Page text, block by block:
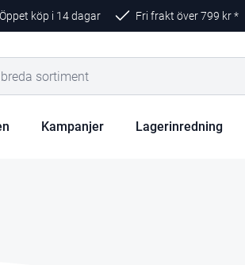
Öppet köp i 14 dagar Fri frakt över799 kr *
Kampanjer Lagerinredning